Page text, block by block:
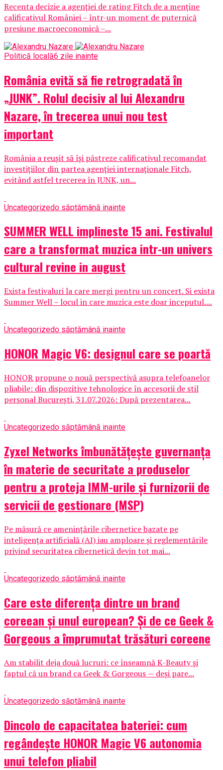
Recenta decizie a agenției de rating Fitch de a menține
calificativul României – într-un moment de puternică
presiune macroeconomică –...
Politică locală6 zile inainte
România evită să fie retrogradată în
„JUNK”. Rolul decisiv al lui Alexandru
Nazare, în trecerea unui nou test
important
România a reușit să își păstreze calificativul recomandat
investițiilor din partea agenției internaționale Fitch,
evitând astfel trecerea în JUNK, un...
Uncategorizedo săptămână inainte
SUMMER WELL implineste 15 ani. Festivalul
care a transformat muzica intr-un univers
cultural revine in august
Exista festivaluri la care mergi pentru un concert. Si exista
Summer Well – locul in care muzica este doar inceputul....
Uncategorizedo săptămână inainte
HONOR Magic V6: designul care se poartă
HONOR propune o nouă perspectivă asupra telefoanelor
pliabile: din dispozitive tehnologice în accesorii de stil
personal București, 31.07.2026: După prezentarea...
Uncategorizedo săptămână inainte
Zyxel Networks îmbunătățește guvernanța
în materie de securitate a produselor
pentru a proteja IMM-urile și furnizorii de
servicii de gestionare (MSP)
Pe măsură ce amenințările cibernetice bazate pe
inteligența artificială (AI) iau amploare și reglementările
privind securitatea cibernetică devin tot mai...
Uncategorizedo săptămână inainte
Care este diferența dintre un brand
coreean și unul european? Și de ce Geek &
Gorgeous a împrumutat trăsături coreene
Am stabilit deja două lucruri: ce înseamnă K-Beauty și
faptul că un brand ca Geek & Gorgeous — deși pare...
Uncategorizedo săptămână inainte
Dincolo de capacitatea bateriei: cum
regândește HONOR Magic V6 autonomia
unui telefon pliabil